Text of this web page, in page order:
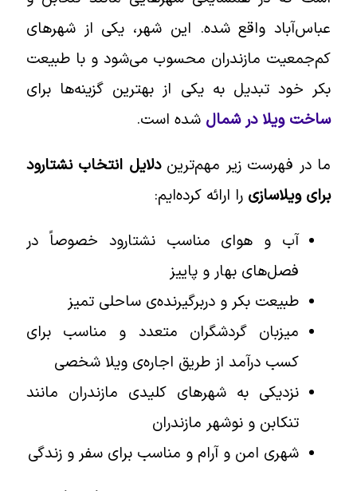
عباس‌آباد واقع شده. این شهر، یکی از شهرهای
کم‌جمعیت مازندران محسوب می‌شود و با طبیعت
بکر خود تبدیل به یکی از بهترین گزینه‌ها برای
ساخت ویلا در شمالشده است.
ما در فهرست زیر مهم‌تریندلایل انتخاب نشتارود
برای ویلاسازیرا ارائه کرده‌ایم:
آب و هوای مناسب نشتارود خصوصاً در
فصل‌های بهار و پاییز
طبیعت بکر و دربرگیرنده‌ی ساحلی تمیز
میزبان گردشگران متعدد و مناسب برای
کسب درآمد از طریق اجاره‌ی ویلا شخصی
نزدیکی به شهرهای کلیدی مازندران مانند
تنکابن و نوشهر مازندران
شهری امن و آرام و مناسب برای سفر و زندگی